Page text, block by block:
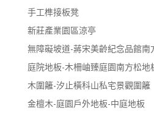
手工榫接板凳
新莊產業園區涼亭
無障礙坡道-蔣宋美齡紀念品館南
庭院地板-木柵岫臻庭園南方松地
木圍籬-汐止橫科山私宅景觀圍籬
金檀木-庭園戶外地板-中庭地板